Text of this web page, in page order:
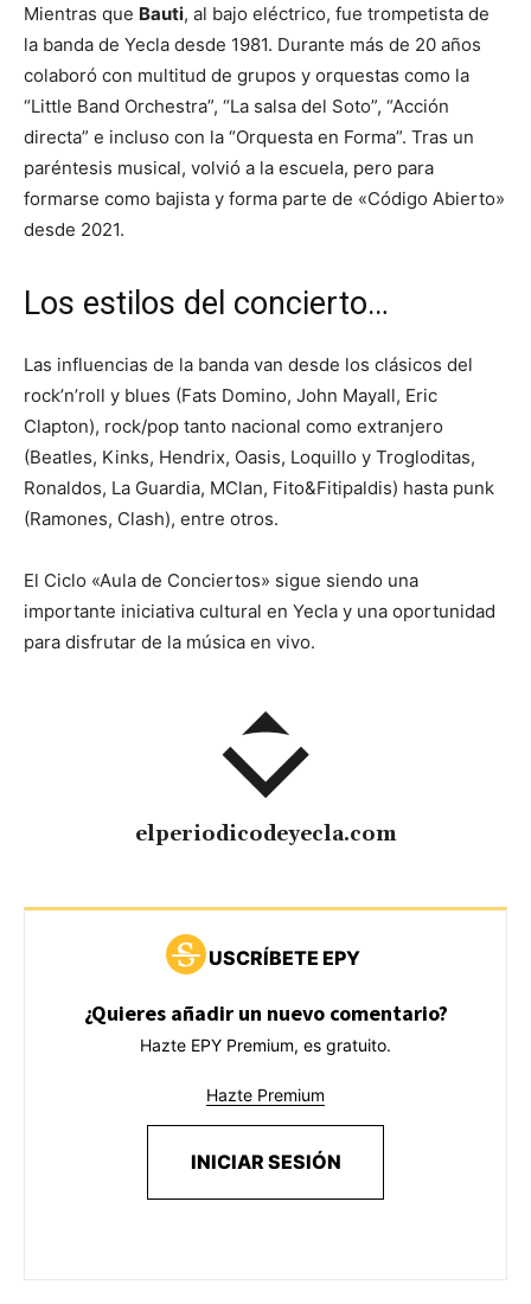
Mientras que Bauti, al bajo eléctrico, fue trompetista de
la banda de Yecla desde 1981. Durante más de 20 años
colaboró con multitud de grupos y orquestas como la
“Little Band Orchestra”, “La salsa del Soto”, “Acción
directa” e incluso con la “Orquesta en Forma”. Tras un
paréntesis musical, volvió a la escuela, pero para
formarse como bajista y forma parte de «Código Abierto»
desde 2021.
Los estilos del concierto…
Las influencias de la banda van desde los clásicos del
rock’n’roll y blues (Fats Domino, John Mayall, Eric
Clapton), rock/pop tanto nacional como extranjero
(Beatles, Kinks, Hendrix, Oasis, Loquillo y Trogloditas,
Ronaldos, La Guardia, MClan, Fito&Fitipaldis) hasta punk
(Ramones, Clash), entre otros.
El Ciclo «Aula de Conciertos» sigue siendo una
importante iniciativa cultural en Yecla y una oportunidad
para disfrutar de la música en vivo.
elperiodicodeyecla.com
USCRÍBETE EPY
¿Quieres añadir un nuevo comentario?
Hazte EPY Premium, es gratuito.
Hazte Premium
INICIAR SESIÓN